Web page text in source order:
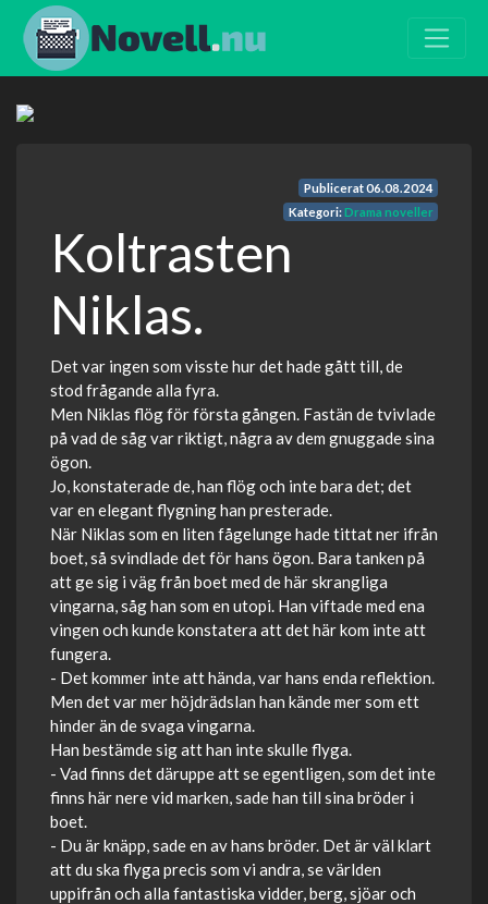
Publicerat06.08.2024
Kategori:Drama noveller
Koltrasten
Niklas.
Det var ingen som visste hur det hade gått till, de
stod frågande alla fyra.
Men Niklas flög för första gången. Fastän de tvivlade
på vad de såg var riktigt, några av dem gnuggade sina
ögon.
Jo, konstaterade de, han flög och inte bara det; det
var en elegant flygning han presterade.
När Niklas som en liten fågelunge hade tittat ner ifrån
boet, så svindlade det för hans ögon. Bara tanken på
att ge sig i väg från boet med de här skrangliga
vingarna, såg han som en utopi. Han viftade med ena
vingen och kunde konstatera att det här kom inte att
fungera.
- Det kommer inte att hända, var hans enda reflektion.
Men det var mer höjdrädslan han kände mer som ett
hinder än de svaga vingarna.
Han bestämde sig att han inte skulle flyga.
- Vad finns det däruppe att se egentligen, som det inte
finns här nere vid marken, sade han till sina bröder i
boet.
- Du är knäpp, sade en av hans bröder. Det är väl klart
att du ska flyga precis som vi andra, se världen
uppifrån och alla fantastiska vidder, berg, sjöar och